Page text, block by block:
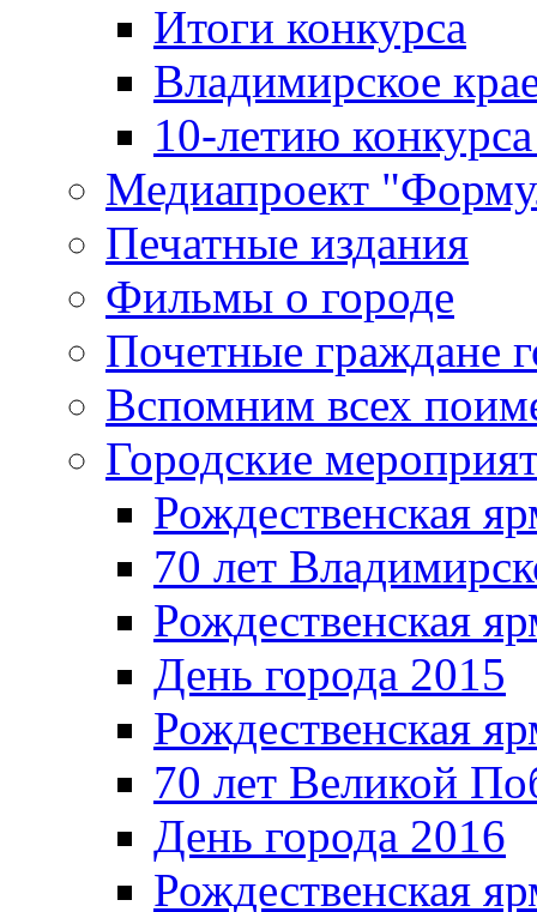
Итоги конкурса
Владимирское
10-летию
Медиапроект
Печатные издания
Фильмы о городе
Почетные граждане
Вспомним всех
Городские
Рождественская
70 лет
Рождественская
День города 2015
Рождественская
70 лет Великой
День города 2016
Рождественская